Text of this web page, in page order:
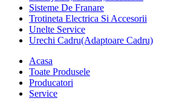
Sisteme De Franare
Trotineta Electrica Si Accesorii
Unelte Service
Urechi Cadru(Adaptoare Cadru)
Acasa
Toate Produsele
Producatori
Service